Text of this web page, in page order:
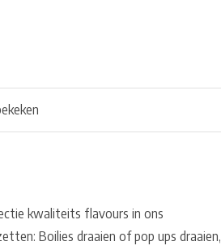
kwaliteits flavours in ons
Boilies draaien of pop ups draaien,